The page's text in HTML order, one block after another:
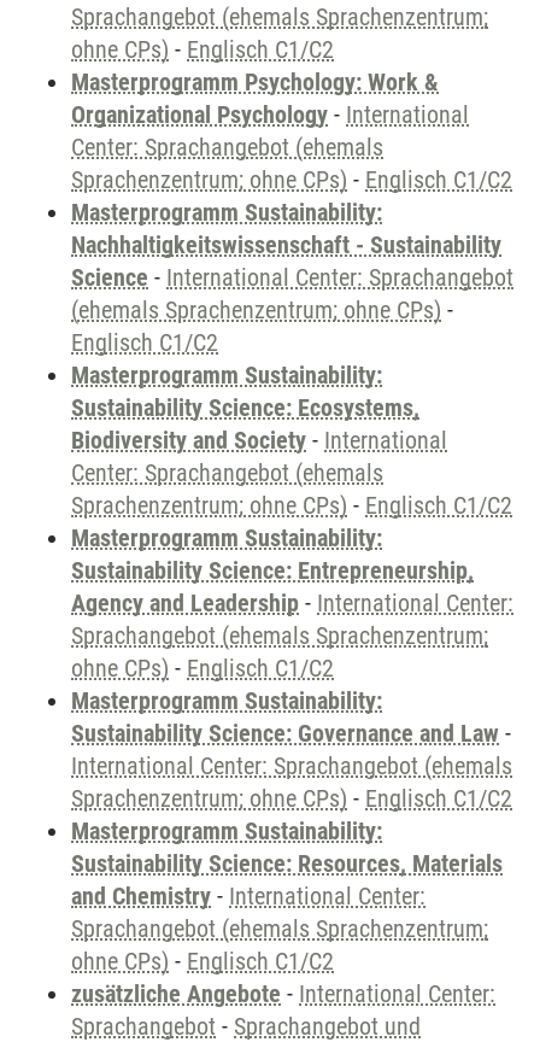
Sprachangebot (ehemals Sprachenzentrum;
ohne CPs) - Englisch C1/C2
Masterprogramm Psychology: Work &
Organizational Psychology - International
Center: Sprachangebot (ehemals
Sprachenzentrum; ohne CPs) - Englisch C1/C2
Masterprogramm Sustainability:
Nachhaltigkeitswissenschaft - Sustainability
Science - International Center: Sprachangebot
(ehemals Sprachenzentrum; ohne CPs) -
Englisch C1/C2
Masterprogramm Sustainability:
Sustainability Science: Ecosystems,
Biodiversity and Society - International
Center: Sprachangebot (ehemals
Sprachenzentrum; ohne CPs) - Englisch C1/C2
Masterprogramm Sustainability:
Sustainability Science: Entrepreneurship,
Agency and Leadership - International Center:
Sprachangebot (ehemals Sprachenzentrum;
ohne CPs) - Englisch C1/C2
Masterprogramm Sustainability:
Sustainability Science: Governance and Law -
International Center: Sprachangebot (ehemals
Sprachenzentrum; ohne CPs) - Englisch C1/C2
Masterprogramm Sustainability:
Sustainability Science: Resources, Materials
and Chemistry - International Center:
Sprachangebot (ehemals Sprachenzentrum;
ohne CPs) - Englisch C1/C2
zusätzliche Angebote - International Center:
Sprachangebot - Sprachangebot und